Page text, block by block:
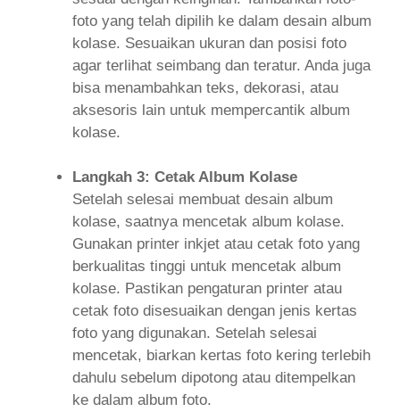
foto yang telah dipilih ke dalam desain album
kolase. Sesuaikan ukuran dan posisi foto
agar terlihat seimbang dan teratur. Anda juga
bisa menambahkan teks, dekorasi, atau
aksesoris lain untuk mempercantik album
kolase.
Langkah 3: Cetak Album Kolase
Setelah selesai membuat desain album
kolase, saatnya mencetak album kolase.
Gunakan printer inkjet atau cetak foto yang
berkualitas tinggi untuk mencetak album
kolase. Pastikan pengaturan printer atau
cetak foto disesuaikan dengan jenis kertas
foto yang digunakan. Setelah selesai
mencetak, biarkan kertas foto kering terlebih
dahulu sebelum dipotong atau ditempelkan
ke dalam album foto.